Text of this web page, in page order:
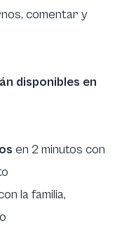
comentar y
disponibles en
en 2 minutos con
la familia,